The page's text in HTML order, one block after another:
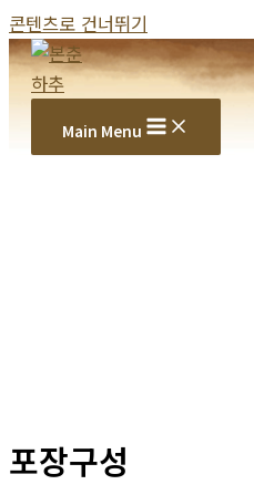
콘텐츠로 건너뛰기
Main Menu
포장구성